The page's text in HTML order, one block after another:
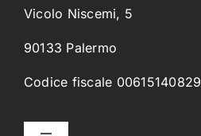
Vicolo Niscemi, 5
90133 Palermo
Codice fiscale 00615140829